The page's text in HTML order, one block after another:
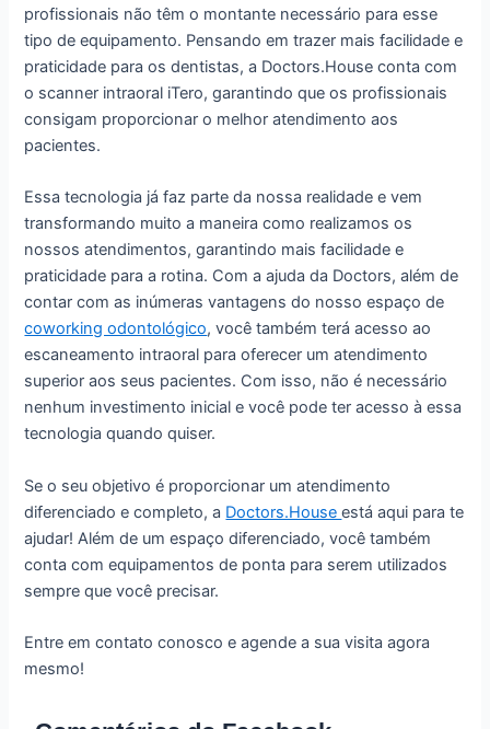
profissionais não têm o montante necessário para esse
tipo de equipamento. Pensando em trazer mais facilidade e
praticidade para os dentistas, a Doctors.House conta com
o scanner intraoral iTero, garantindo que os profissionais
consigam proporcionar o melhor atendimento aos
pacientes.
Essa tecnologia já faz parte da nossa realidade e vem
transformando muito a maneira como realizamos os
nossos atendimentos, garantindo mais facilidade e
praticidade para a rotina. Com a ajuda da Doctors, além de
contar com as inúmeras vantagens do nosso espaço de
coworking odontológico, você também terá acesso ao
escaneamento intraoral para oferecer um atendimento
superior aos seus pacientes. Com isso, não é necessário
nenhum investimento inicial e você pode ter acesso à essa
tecnologia quando quiser.
Se o seu objetivo é proporcionar um atendimento
diferenciado e completo, a Doctors.Houseestá aqui para te
ajudar! Além de um espaço diferenciado, você também
conta com equipamentos de ponta para serem utilizados
sempre que você precisar.
Entre em contato conosco e agende a sua visita agora
mesmo!